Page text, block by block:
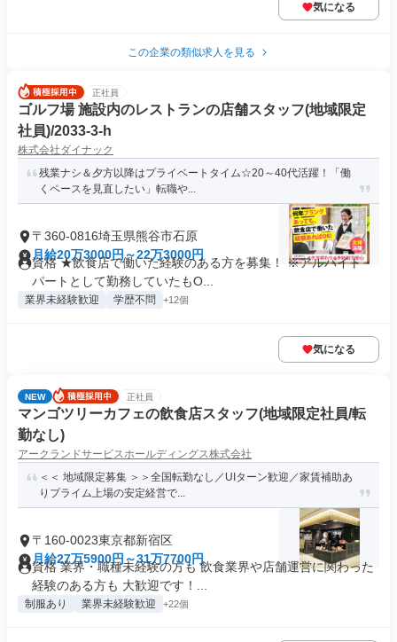
気になる
この企業の類似求人を見る
正社員
ゴルフ場 施設内のレストランの店舗スタッフ(地域限定
社員)/2033-3-h
株式会社ダイナック
残業ナシ＆夕方以降はプライベートタイム☆20～40代活躍！「働
くペースを見直したい」転職や...
〒360-0816埼玉県熊谷市石原
月給20万3000円～22万3000円
資格 ★飲食店で働いた経験のある方を募集！ ※アルバイト・
パートとして勤務していたもO...
業界未経験歓迎 学歴不問 +12個
気になる
NEW 正社員
マンゴツリーカフェの飲食店スタッフ(地域限定社員/転
勤なし)
アークランドサービスホールディングス株式会社
＜＜ 地域限定募集 ＞＞全国転勤なし／UIターン歓迎／家賃補助あ
りプライム上場の安定経営で...
〒160-0023東京都新宿区
月給27万5900円～31万7700円
資格 業界・職種未経験の方も 飲食業界や店舗運営に関わった
経験のある方も 大歓迎です！...
制服あり 業界未経験歓迎 +22個